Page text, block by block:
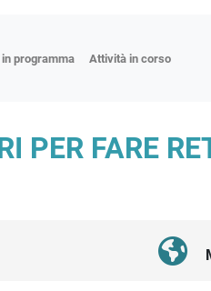
programma Attività in corso
Fiere
Workshop
Focus settoriali
PER FARE